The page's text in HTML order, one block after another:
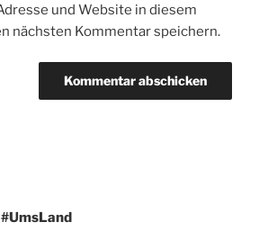
und Website in diesem
nächsten Kommentar speichern.